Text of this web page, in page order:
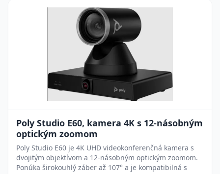
Poly Studio E60, kamera 4K s 12-násobným
optickým zoomom
Poly Studio E60 je 4K UHD videokonferenčná kamera s
dvojitým objektívom a 12-násobným optickým zoomom.
Ponúka širokouhlý záber až 107° a je kompatibilná s